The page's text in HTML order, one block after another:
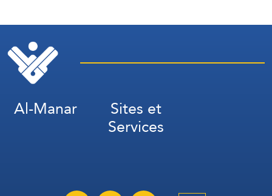
situation à Ormuz.
Al-Manar Sites et
Services